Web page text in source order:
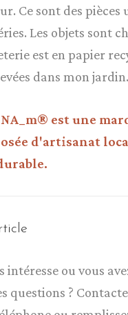
Ce sont des pièces
Les objets sont
est en papier
dans mon jardin.
est une
d'artisanat
intéresse ou vous
questions ?